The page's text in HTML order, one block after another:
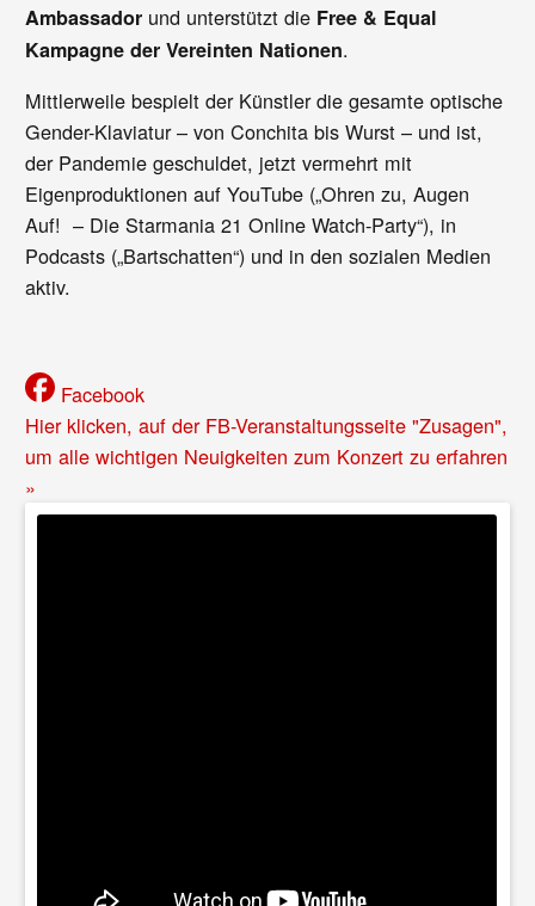
Ambassador und unterstützt die Free & Equal
Kampagne der Vereinten Nationen.
Mittlerweile bespielt der Künstler die gesamte optische
Gender-Klaviatur – von Conchita bis Wurst – und ist,
der Pandemie geschuldet, jetzt vermehrt mit
Eigenproduktionen auf YouTube („Ohren zu, Augen
Auf! – Die Starmania 21 Online Watch-Party“), in
Podcasts („Bartschatten“) und in den sozialen Medien
aktiv.
Facebook
Hier klicken, auf der FB-Veranstaltungsseite "Zusagen",
um alle wichtigen Neuigkeiten zum Konzert zu erfahren
»